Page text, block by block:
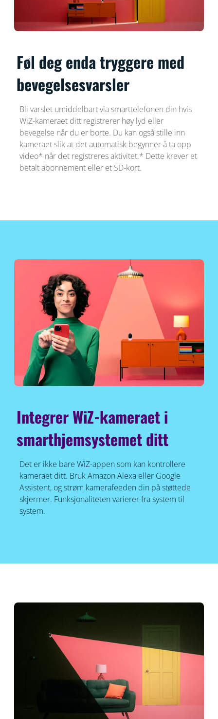
Føl deg enda tryggere med
bevegelsesvarsler
Bli varslet umiddelbart via smarttelefonen din hvis
WiZ-kameraet ditt registrerer høy lyd eller
bevegelse når du er borte. Du kan også stille inn
kameraet slik at det automatisk begynner å ta opp
video* når det registreres aktivitet.* Dette krever et
betalt abonnement eller et SD-kort.
Integrer WiZ-kameraet i
smarthjemsystemet ditt
Det er ikke bare WiZ-appen som kan kontrollere
kameraet ditt. Bruk Amazon Alexa eller Google
Assistent, og strøm kamerafeeden din på støttede
skjermer. Funksjonaliteten varierer fra system til
system.